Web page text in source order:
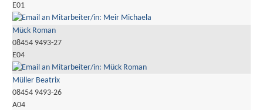
E01
Mück Roman
08454 9493-27
E04
Müller Beatrix
08454 9493-26
A04